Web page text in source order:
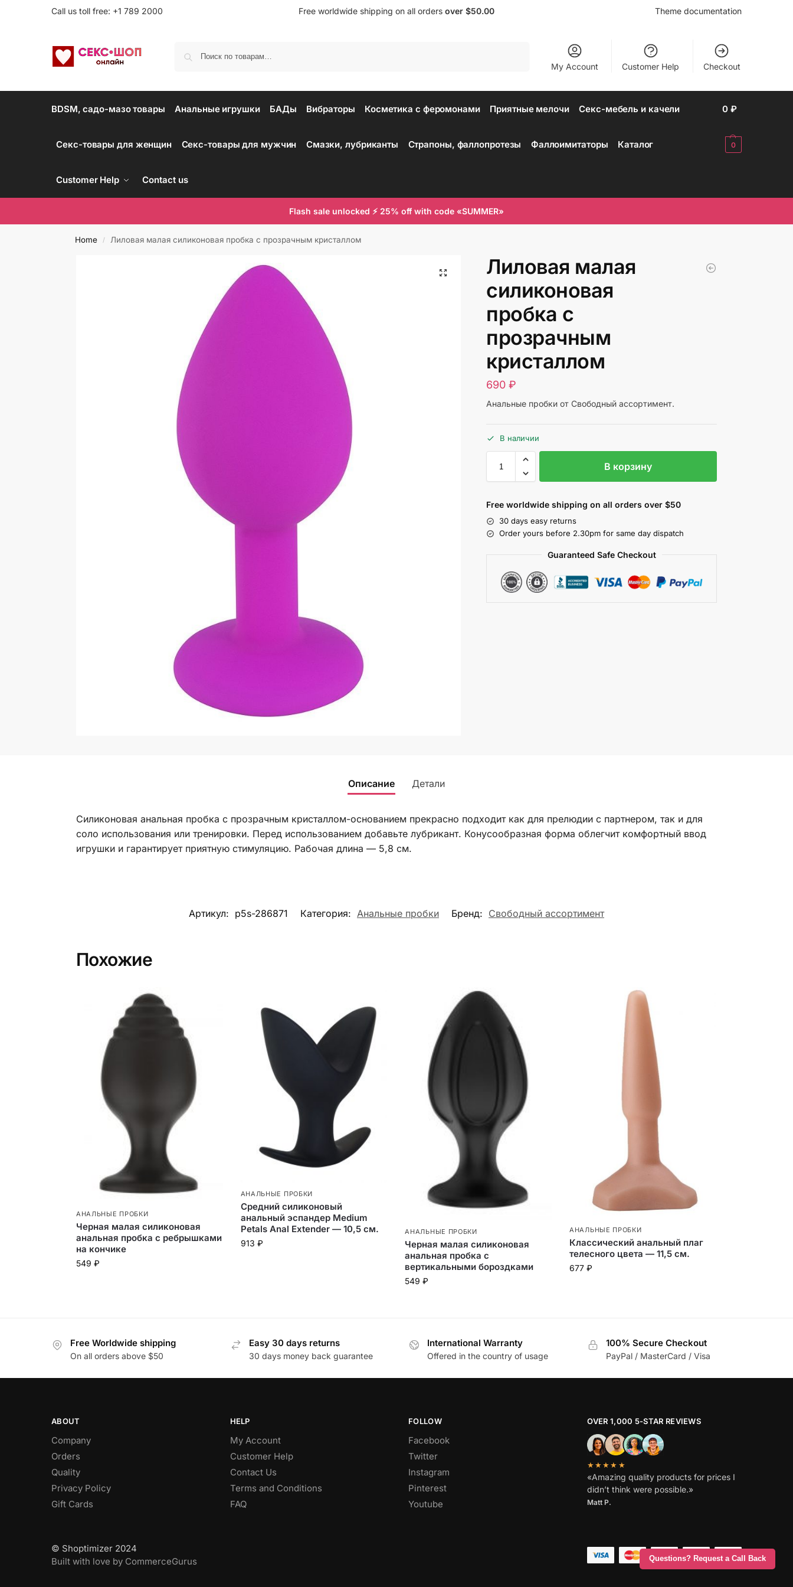
Call us toll free: +1 789 2000 Free worldwide shipping on all orders over $50.00 Theme documentation
My Account Customer Help Checkout
BDSM, садо-мазо товары Анальные игрушки БАДы Вибраторы Косметика с феромонами Приятные мелочи Секс-мебель и качели
Секс-товары для женщин Секс-товары для мужчин Смазки, лубриканты Страпоны, фаллопротезы Фаллоимитаторы Каталог
Customer Help Contact us
0 ₽
0
Flash sale unlocked ⚡ 25% off with code «SUMMER»
Home / Лиловая малая силиконовая пробка с прозрачным кристаллом
Лиловая малая
силиконовая
пробка с
прозрачным
кристаллом
690₽
Анальные пробки от Свободный ассортимент.
В наличии
В корзину
Free worldwide shipping on all orders over $50
30 days easy returns
Order yours before 2.30pm for same day dispatch
Guaranteed Safe Checkout
Questions? Request a Call Back
Описание Детали
Силиконовая анальная пробка с прозрачным кристаллом-основанием прекрасно подходит как для прелюдии с партнером, так и для
соло использования или тренировки. Перед использованием добавьте лубрикант. Конусообразная форма облегчит комфортный ввод
игрушки и гарантирует приятную стимуляцию. Рабочая длина — 5,8 см.
Артикул: p5s-286871 Категория: Анальные пробки Бренд: Свободный ассортимент
Похожие
АНАЛЬНЫЕ ПРОБКИ
Черная малая силиконовая
анальная пробка с ребрышками
на кончике
549 ₽
АНАЛЬНЫЕ ПРОБКИ
Средний силиконовый
анальный эспандер Medium
Petals Anal Extender — 10,5 см.
913 ₽
АНАЛЬНЫЕ ПРОБКИ
Черная малая силиконовая
анальная пробка с
вертикальными бороздками
549₽
АНАЛЬНЫЕ ПРОБКИ
Классический анальный плаг
телесного цвета — 11,5 см.
677₽
Free Worldwide shipping
On all orders above $50
Easy 30 days returns
30 days money back guarantee
International Warranty
Offered in the country of usage
100% Secure Checkout
PayPal / MasterCard / Visa
ABOUT
Company
Orders
Quality
Privacy Policy
Gift Cards
HELP
My Account
Customer Help
Contact Us
Terms and Conditions
FAQ
FOLLOW
Facebook
Twitter
Instagram
Pinterest
Youtube
OVER 1,000 5-STAR REVIEWS
★★★★★
«Amazing quality products for prices I
didn’t think were possible.»
Matt P.
© Shoptimizer 2024
Built with love by CommerceGurus